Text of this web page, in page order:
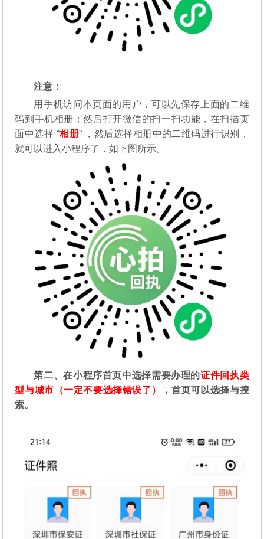
注意：
用手机访问本页面的用户，可以先保存上面的二维
码到手机相册；然后打开微信的扫一扫功能，在扫描页
面中选择 “相册” ，然后选择相册中的二维码进行识别，
就可以进入小程序了，如下图所示。
第二、在小程序首页中选择需要办理的证件回执类
型与城市（一定不要选择错误了）
，首页可以选择与搜
索。